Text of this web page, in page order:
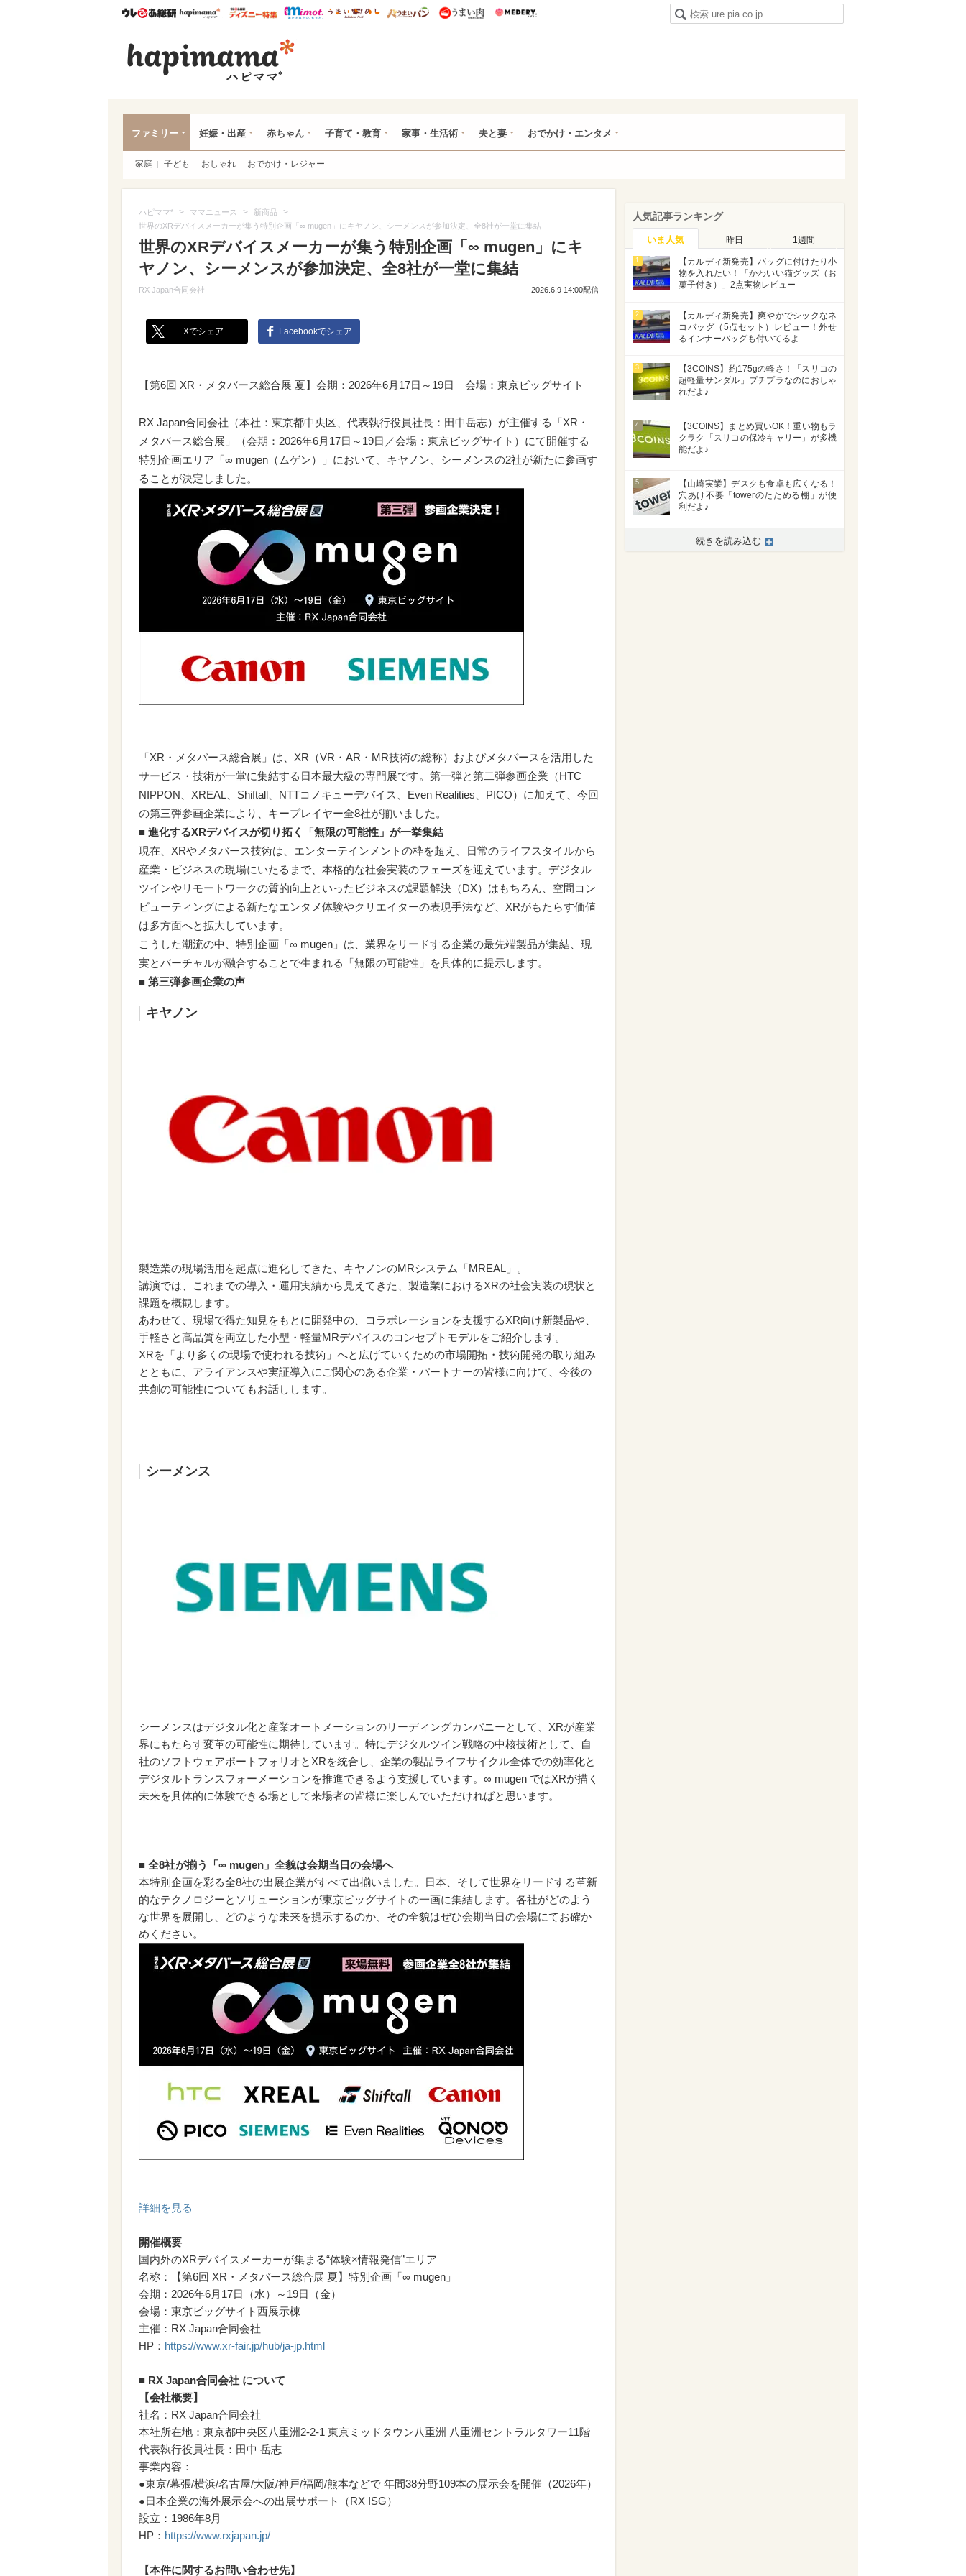
ウレぴあ総研ハピママ* ウレぴあ総研 ディズニー特集
mimot. うまいめし うまいパン うまい肉
ファミリー 妊娠・出産 赤ちゃん 子育て・教育 家事・生活術 夫と妻 おでかけ・エンタメ
家庭 子ども おしゃれ おでかけ・レジャー
ハピママ* > ママニュース > 新商品 >
世界のXRデバイスメーカーが集う特別企画「∞ mugen」にキヤノン、シーメンスが参加決定、全8社が一堂に集結
世界のXRデバイスメーカーが集う特別企画「∞ mugen」にキ
ヤノン、シーメンスが参加決定、全8社が一堂に集結
RX Japan合同会社 2026.6.9 14:00配信
Xでシェア Facebookでシェア
【第6回 XR・メタバース総合展 夏】会期：2026年6月17日～19日 会場：東京ビッグサイト
RX Japan合同会社（本社：東京都中央区、代表執行役員社長：田中岳志）が主催する「XR・
メタバース総合展」（会期：2026年6月17日～19日／会場：東京ビッグサイト）にて開催する
特別企画エリア「∞ mugen（ムゲン）」において、キヤノン、シーメンスの2社が新たに参画す
ることが決定しました。
「XR・メタバース総合展」は、XR（VR・AR・MR技術の総称）およびメタバースを活用した
サービス・技術が一堂に集結する日本最大級の専門展です。第一弾と第二弾参画企業（HTC
NIPPON、XREAL、Shiftall、NTTコノキューデバイス、Even Realities、PICO）に加えて、今回
の第三弾参画企業により、キープレイヤー全8社が揃いました。
■ 進化するXRデバイスが切り拓く「無限の可能性」が一挙集結
現在、XRやメタバース技術は、エンターテインメントの枠を超え、日常のライフスタイルから
産業・ビジネスの現場にいたるまで、本格的な社会実装のフェーズを迎えています。デジタル
ツインやリモートワークの質的向上といったビジネスの課題解決（DX）はもちろん、空間コン
ピューティングによる新たなエンタメ体験やクリエイターの表現手法など、XRがもたらす価値
は多方面へと拡大しています。
こうした潮流の中、特別企画「∞ mugen」は、業界をリードする企業の最先端製品が集結、現
実とバーチャルが融合することで生まれる「無限の可能性」を具体的に提示します。
■ 第三弾参画企業の声
キヤノン
製造業の現場活用を起点に進化してきた、キヤノンのMRシステム「MREAL」。
講演では、これまでの導入・運用実績から見えてきた、製造業におけるXRの社会実装の現状と
課題を概観します。
あわせて、現場で得た知見をもとに開発中の、コラボレーションを支援するXR向け新製品や、
手軽さと高品質を両立した小型・軽量MRデバイスのコンセプトモデルをご紹介します。
XRを「より多くの現場で使われる技術」へと広げていくための市場開拓・技術開発の取り組み
とともに、アライアンスや実証導入にご関心のある企業・パートナーの皆様に向けて、今後の
共創の可能性についてもお話しします。
シーメンス
シーメンスはデジタル化と産業オートメーションのリーディングカンパニーとして、XRが産業
界にもたらす変革の可能性に期待しています。特にデジタルツイン戦略の中核技術として、自
社のソフトウェアポートフォリオとXRを統合し、企業の製品ライフサイクル全体での効率化と
デジタルトランスフォーメーションを推進できるよう支援しています。∞ mugen ではXRが描く
未来を具体的に体験できる場として来場者の皆様に楽しんでいただければと思います。
■ 全8社が揃う「∞ mugen」全貌は会期当日の会場へ
本特別企画を彩る全8社の出展企業がすべて出揃いました。日本、そして世界をリードする革新
的なテクノロジーとソリューションが東京ビッグサイトの一画に集結します。各社がどのよう
な世界を展開し、どのような未来を提示するのか、その全貌はぜひ会期当日の会場にてお確か
めください。
詳細を見る
開催概要
国内外のXRデバイスメーカーが集まる“体験×情報発信”エリア
名称：【第6回 XR・メタバース総合展 夏】特別企画「∞ mugen」
会期：2026年6月17日（水）～19日（金）
会場：東京ビッグサイト西展示棟
主催：RX Japan合同会社
HP： https://www.xr-fair.jp/hub/ja-jp.html
■ RX Japan合同会社 について
【会社概要】
社名：RX Japan合同会社
本社所在地：東京都中央区八重洲2-2-1 東京ミッドタウン八重洲 八重洲セントラルタワー11階
代表執行役員社長：田中 岳志
事業内容：
●東京/幕張/横浜/名古屋/大阪/神戸/福岡/熊本などで 年間38分野109本の展示会を開催（2026年）
●日本企業の海外展示会への出展サポート（RX ISG）
設立：1986年8月
HP： https://www.rxjapan.jp/
【本件に関するお問い合わせ先】
人気記事ランキング
いま人気 昨日 1週間
1
【カルディ新発売】バッグに付けたり小
物を入れたい！「かわいい猫グッズ（お
菓子付き）」2点実物レビュー
2
【カルディ新発売】爽やかでシックなネ
コバッグ（5点セット）レビュー！外せ
るインナーバッグも付いてるよ
3
【3COINS】約175gの軽さ！「スリコの
超軽量サンダル」プチプラなのにおしゃ
れだよ♪
4
【3COINS】まとめ買いOK！重い物もラ
クラク「スリコの保冷キャリー」が多機
能だよ♪
5
【山崎実業】デスクも食卓も広くなる！
穴あけ不要「towerのたためる棚」が便
利だよ♪
続きを読み込む